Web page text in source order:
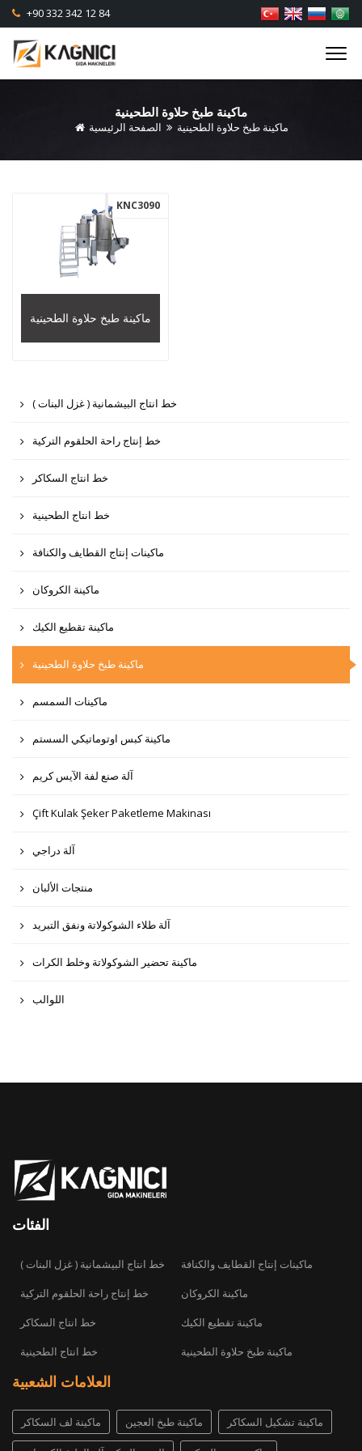
+90 332 342 12 84
ماكينة طبخ حلاوة الطحينية
الصفحة الرئيسية ماكينة طبخ حلاوة الطحينية
KNC3090
ماكينة طبخ حلاوة الطحينية
( خط انتاج البيشمانية ( غزل البنات
خط إنتاج راحة الحلقوم التركية
خط انتاج السكاكر
خط انتاج الطحينية
ماكينات إنتاج القطايف والكنافة
ماكينة الكروكان
ماكينة تقطيع الكيك
ماكينة طبخ حلاوة الطحينية
ماكينات السمسم
ماكينة كبس اوتوماتيكي السستم
آلة صنع لفة الآيس كريم
Çift Kulak Şeker Paketleme Makinası
آلة دراجي
منتجات الألبان
آلة طلاء الشوكولاتة ونفق التبريد
ماكينة تحضير الشوكولاتة وخلط الكرات
اللوالب
الفئات
( خط انتاج البيشمانية ( غزل البنات
خط إنتاج راحة الحلقوم التركية
خط انتاج السكاكر
خط انتاج الطحينية
ماكينات إنتاج القطايف والكنافة
ماكينة الكروكان
ماكينة تقطيع الكيك
ماكينة طبخ حلاوة الطحينية
العلامات الشعبية
ماكينة لف السكاكر ماكينة طبخ العجين ماكينة تشكيل السكاكر